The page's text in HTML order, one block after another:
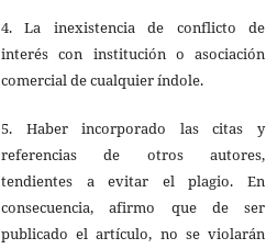
4. La inexistencia de conflicto de
interés con institución o asociación
comercial de cualquier índole.
5. Haber incorporado las citas y
referencias de otros autores,
tendientes a evitar el plagio. En
consecuencia, afirmo que de ser
publicado el artículo, no se violarán